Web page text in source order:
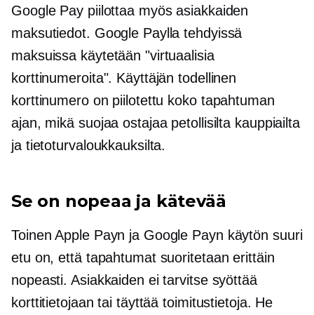
Google Pay piilottaa myös asiakkaiden
maksutiedot. Google Paylla tehdyissä
maksuissa käytetään "virtuaalisia
korttinumeroita". Käyttäjän todellinen
korttinumero on piilotettu koko tapahtuman
ajan, mikä suojaa ostajaa petollisilta kauppiailta
ja tietoturvaloukkauksilta.
Se on nopeaa ja kätevää
Toinen Apple Payn ja Google Payn käytön suuri
etu on, että tapahtumat suoritetaan erittäin
nopeasti. Asiakkaiden ei tarvitse syöttää
korttitietojaan tai täyttää toimitustietoja. He